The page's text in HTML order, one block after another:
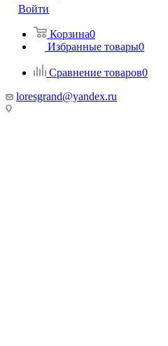
Войти
Корзина0
Избранные товары0
Сравнение товаров0
loresgrand@yandex.ru